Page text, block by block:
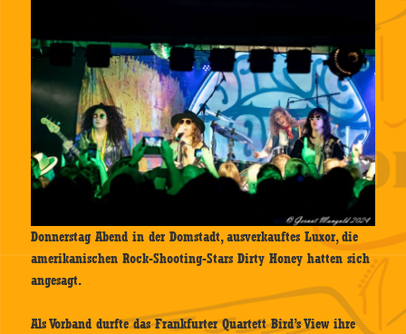
Donnerstag Abend in der Domstadt, ausverkauftes Luxor, die
amerikanischen Rock-Shooting-Stars Dirty Honey hatten sich
angesagt.
Als Vorband durfte das Frankfurter Quartett Bird’s View ihre